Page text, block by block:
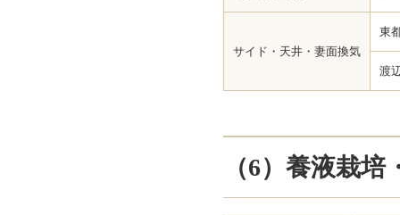
サイド・天井・妻面換気
東
渡
（6）養液栽